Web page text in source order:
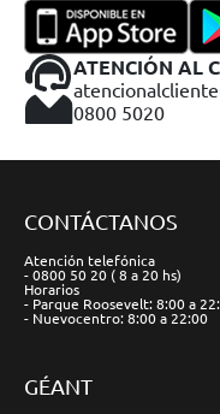
ATENCIÓN AL
0800 5020
CONTÁCTANOS
Atención telefónica
- 0800 50 20 ( 8 a 20 hs)
Horarios
- Parque Roosevelt: 8:00 a
- Nuevocentro: 8:00 a 22:00
GÉANT